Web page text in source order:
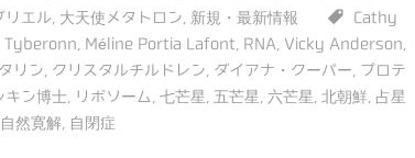
リエル 大天使メタトロン 新規・最新情報
Cathy
Tyberonn Méline Portia Lafont RNA Vicky Anderson
リン クリスタルチルドレン ダイアナ・クーパー
プロテ
キン博士 リボソーム 七芒星 五芒星 六芒星 北朝鮮 占星
自然寛解 自閉症